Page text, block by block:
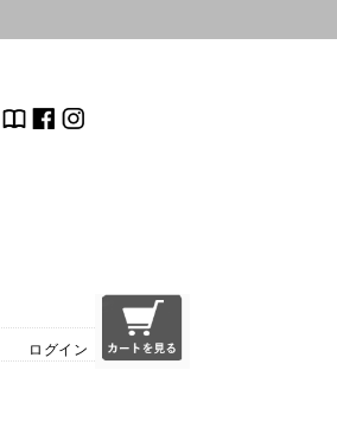
ログイン